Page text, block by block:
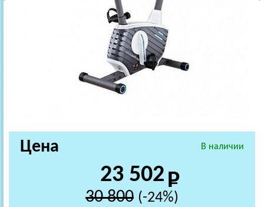
В наличии
Цена
23 502
30 800 (-24%)